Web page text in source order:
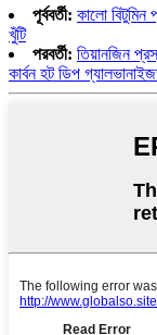
পূর্ববর্তী: কালো বিটুমিন
খুঁটি
পরবর্তী: তিয়ানজিন
কার্বন হট ডিপ